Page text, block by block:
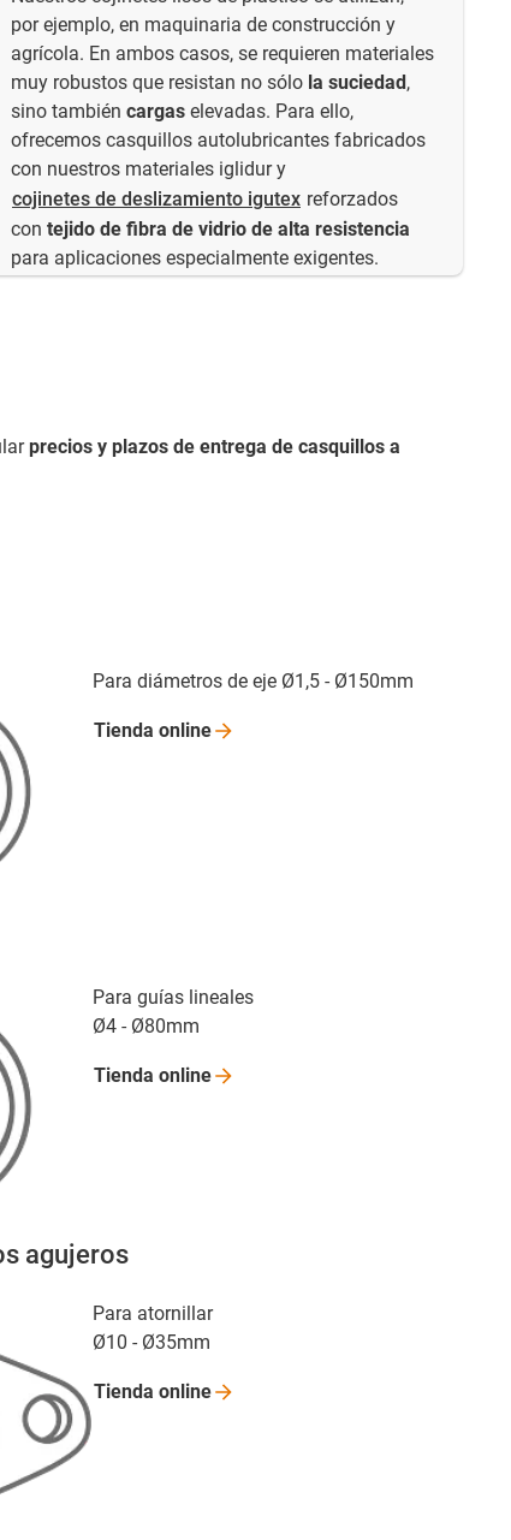
por ejemplo, en maquinaria de construcción y
agrícola. En ambos casos, se requieren materiales
muy robustos que resistan no sólo la suciedad,
sino también cargas elevadas. Para ello,
ofrecemos casquillos autolubricantes fabricados
con nuestros materiales iglidur y
cojinetes de deslizamiento igutex reforzados
con tejido de fibra de vidrio de alta resistencia
para aplicaciones especialmente exigentes.
precios y plazos de entrega de casquillos a
Para diámetros de eje Ø1,5 - Ø150mm
Tienda online
Para guías lineales
Ø4 - Ø80mm
Tienda online
agujeros
Para atornillar
Ø10 - Ø35mm
Tienda online